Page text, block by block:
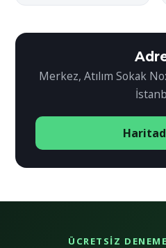
Merkez, Atılım Sokak
ÜCRETSIZ